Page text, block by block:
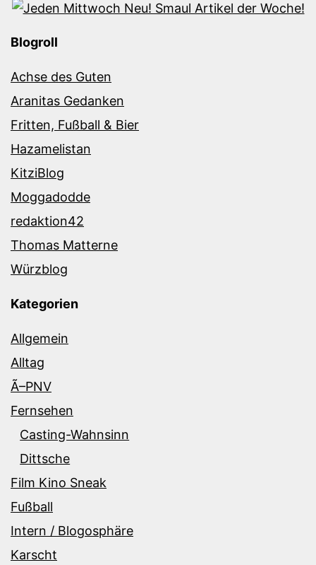
Blogroll
Achse des Guten
Aranitas Gedanken
Fritten, Fußball & Bier
Hazamelistan
KitziBlog
Moggadodde
redaktion42
Thomas Matterne
Würzblog
Kategorien
Allgemein
Alltag
Ã–PNV
Fernsehen
Casting-Wahnsinn
Dittsche
Film Kino Sneak
Fußball
Intern / Blogosphäre
Karscht